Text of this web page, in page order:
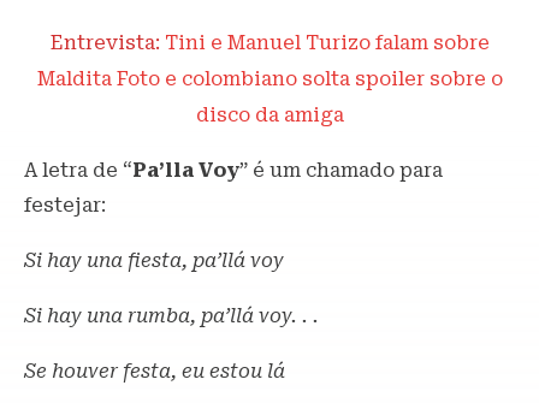
Entrevista: Tini e Manuel Turizo falam sobre
Maldita Foto e colombiano solta spoiler sobre o
disco da amiga
A letra de “Pa’lla Voy” é um chamado para
festejar:
Si hay una fiesta, pa’llá voy
Si hay una rumba, pa’llá voy. . .
Se houver festa, eu estou lá